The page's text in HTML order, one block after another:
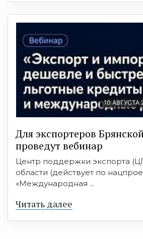
10 АВГУСТА
Для экспортеров
проведут вебинар
Центр поддержки экспорта
области (действует по
«Международная ...
Читать далее